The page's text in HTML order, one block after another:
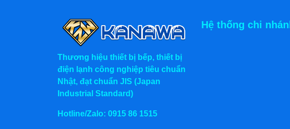
Tủ sử dụng dàn lạnh bằng 100% đồng, đảm bảo hiệu quả
Thương hiệu thiết bị bếp, thiết bị
điện lạnh công nghiệp tiêu chuẩn
Nhật, đạt chuẩn JIS (Japan
Industrial Standard)
Hotline/Zalo: 0915 86 1515
Hệ thống chi